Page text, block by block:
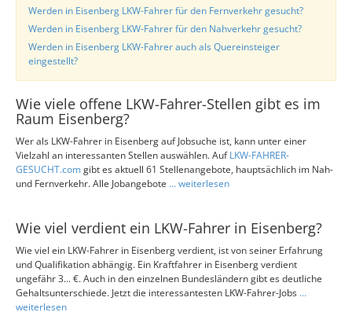
Werden in Eisenberg LKW-Fahrer für den Fernverkehr gesucht?
Werden in Eisenberg LKW-Fahrer für den Nahverkehr gesucht?
Werden in Eisenberg LKW-Fahrer auch als Quereinsteiger
eingestellt?
Wie viele offene LKW-Fahrer-Stellen gibt es im
Raum Eisenberg?
Wer als LKW-Fahrer in Eisenberg auf Jobsuche ist, kann unter einer
Vielzahl an interessanten Stellen auswählen. AufLKW-FAHRER-
GESUCHT.comgibt es aktuell 61 Stellenangebote, hauptsächlich im Nah-
und Fernverkehr. Alle Jobangebote ... weiterlesen
Wie viel verdient ein LKW-Fahrer in Eisenberg?
Wie viel ein LKW-Fahrer in Eisenberg verdient, ist von seiner Erfahrung
und Qualifikation abhängig. Ein Kraftfahrer in Eisenberg verdient
ungefähr 3... €. Auch in den einzelnen Bundesländern gibt es deutliche
Gehaltsunterschiede. Jetzt die interessantesten LKW-Fahrer-Jobs ...
weiterlesen